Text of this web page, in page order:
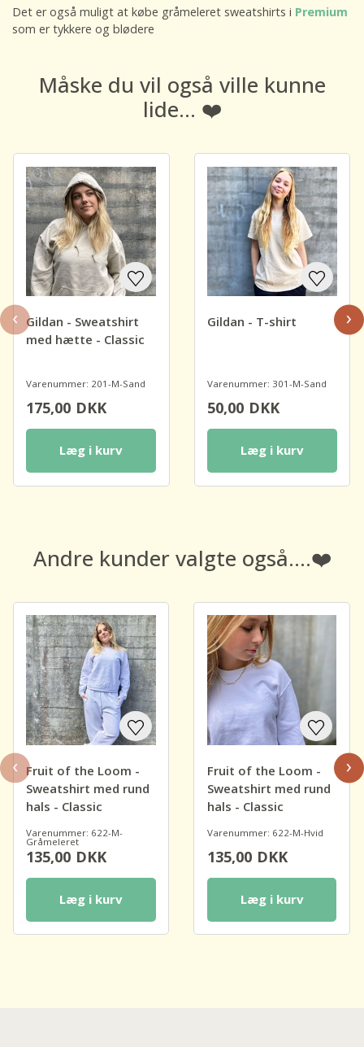
Det er også muligt at købe gråmeleret sweatshirts i Premium
som er tykkere og blødere
Måske du vil også ville kunne
lide... ❤️
Gildan - Sweatshirt
med hætte - Classic
Varenummer: 201-M-Sand
175,00DKK
Læg i kurv
Gildan - T-shirt
Varenummer: 301-M-Sand
50,00DKK
Læg i kurv
‹ ›
Andre kunder valgte også....❤️
Fruit of the Loom -
Sweatshirt med rund
hals - Classic
Varenummer: 622-M-
Gråmeleret
135,00DKK
Læg i kurv
Fruit of the Loom -
Sweatshirt med rund
hals - Classic
Varenummer: 622-M-Hvid
135,00DKK
Læg i kurv
‹ ›